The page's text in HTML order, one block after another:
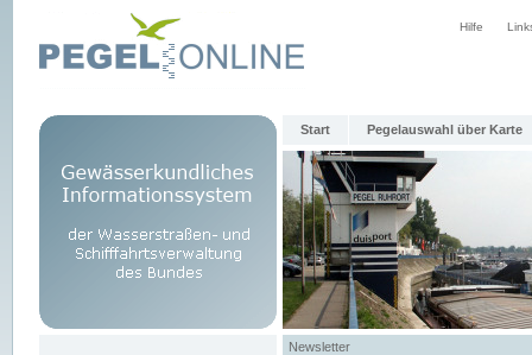
Hilfe
Start Pegelauswahl über Karte
Newsletter